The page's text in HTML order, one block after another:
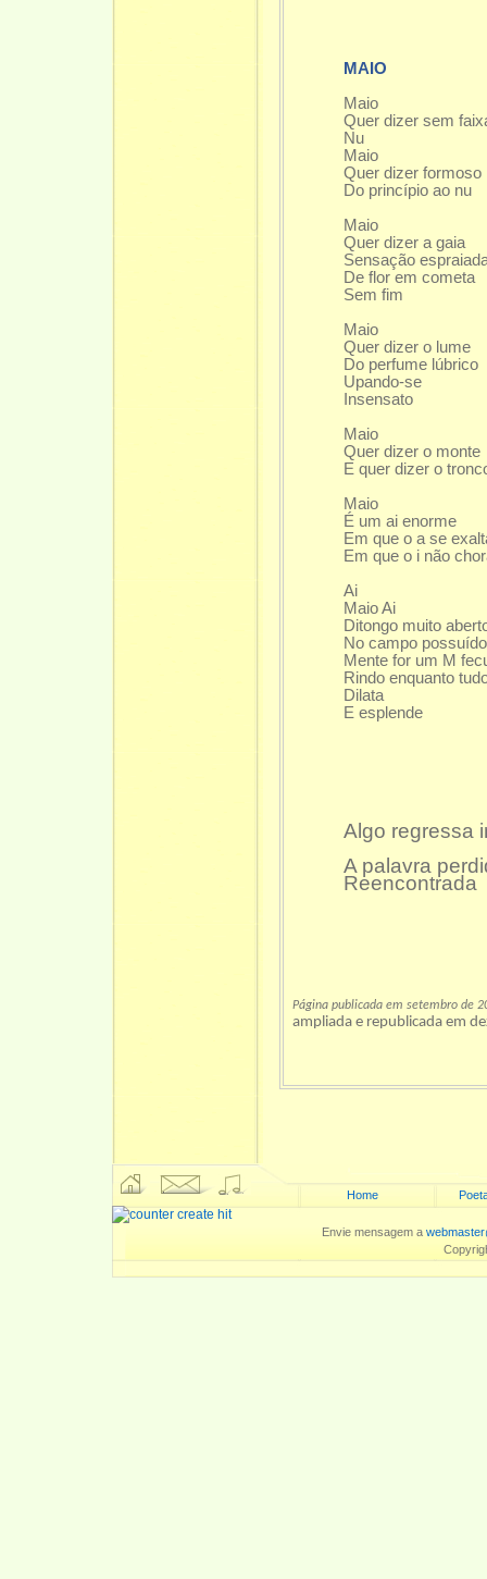
MAIO
Maio
Quer dizer sem
Nu
Maio
Quer dizer formoso
Do princípio ao nu
Maio
Quer dizer a gaia
Sensação
De flor em cometa
Sem fim
Maio
Quer dizer o lume
Do perfume lúbrico
Upando-se
Insensato
Maio
Quer dizer o monte
E quer dizer o
Maio
É um ai enorme
Em que o a se
Em que o i não
Ai
Maio Ai
Ditongo muito
No campo
Mente for um M
Rindo enquanto
Dilata
E esplende
Algo regressa
A palavra
Reencontrada
Página publicada em setembro de
ampliada e republicada em
Home
Envie mensagem a